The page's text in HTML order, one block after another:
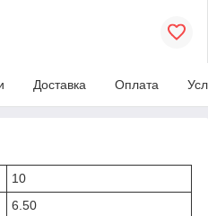
Доставка Оплата
10
6.50